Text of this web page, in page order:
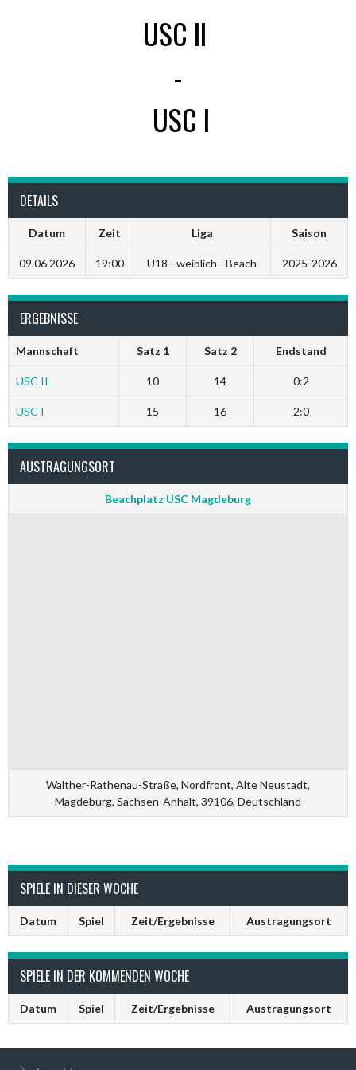
USC II
-
USC I
DETAILS
Datum Zeit Liga Saison
09.06.2026 19:00 U18 - weiblich - Beach 2025-2026
ERGEBNISSE
Mannschaft Satz 1 Satz 2 Endstand
USC II 10 14 0:2
USC I 15 16 2:0
AUSTRAGUNGSORT
Beachplatz USC Magdeburg
Walther-Rathenau-Straße, Nordfront, Alte Neustadt,
Magdeburg, Sachsen-Anhalt, 39106, Deutschland
SPIELE IN DIESER WOCHE
Datum Spiel Zeit/Ergebnisse Austragungsort
SPIELE IN DER KOMMENDEN WOCHE
Datum Spiel Zeit/Ergebnisse Austragungsort